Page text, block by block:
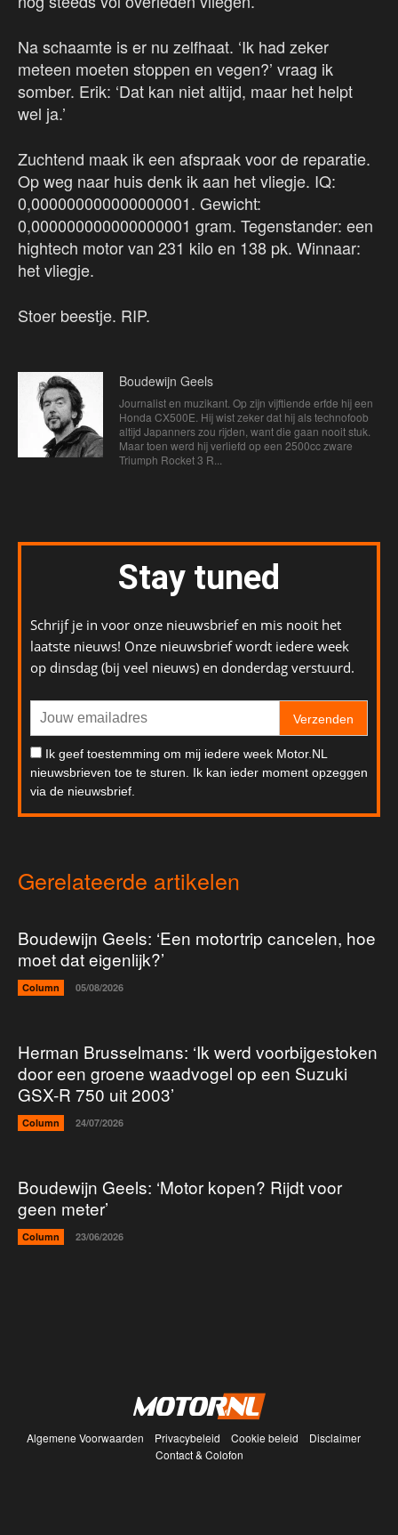
Na schaamte is er nu zelfhaat. ‘Ik had zeker
meteen moeten stoppen en vegen?’ vraag ik
somber. Erik: ‘Dat kan niet altijd, maar het helpt
wel ja.’
Zuchtend maak ik een afspraak voor de reparatie.
Op weg naar huis denk ik aan het vliegje. IQ:
0,000000000000000001. Gewicht:
0,000000000000000001 gram. Tegenstander: een
hightech motor van 231 kilo en 138 pk. Winnaar:
het vliegje.
Stoer beestje. RIP.
Boudewijn Geels
Journalist en muzikant. Op zijn vijftiende erfde hij een
Honda CX500E. Hij wist zeker dat hij als technofoob
altijd Japanners zou rijden, want die gaan nooit stuk.
Maar toen werd hij verliefd op een 2500cc zware
Triumph Rocket 3 R...
Stay tuned
Schrijf je in voor onze nieuwsbrief en mis nooit het
laatste nieuws! Onze nieuwsbrief wordt iedere week
op dinsdag (bij veel nieuws) en donderdag verstuurd.
Verzenden
Ik geef toestemming om mij iedere week Motor.NL
nieuwsbrieven toe te sturen. Ik kan ieder moment opzeggen
via de nieuwsbrief.
Gerelateerde artikelen
Boudewijn Geels: ‘Een motortrip cancelen, hoe
moet dat eigenlijk?’
Column 05/08/2026
Herman Brusselmans: ‘Ik werd voorbijgestoken
door een groene waadvogel op een Suzuki
GSX-R 750 uit 2003’
Column 24/07/2026
Boudewijn Geels: ‘Motor kopen? Rijdt voor
geen meter’
Column 23/06/2026
Algemene Voorwaarden Privacybeleid Cookie beleid
Disclaimer
Contact & Colofon